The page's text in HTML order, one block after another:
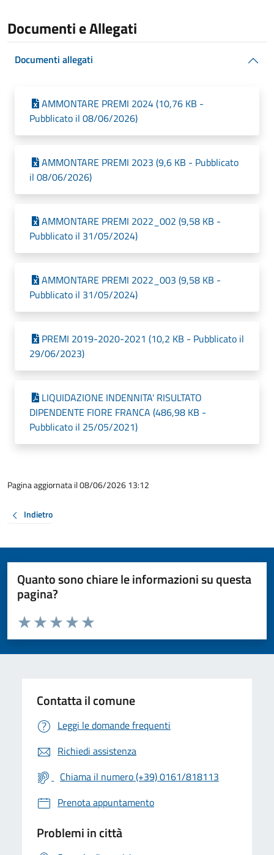
Documenti e Allegati
Documenti allegati
AMMONTARE PREMI 2024 (10,76 KB -
Pubblicato il 08/06/2026)
AMMONTARE PREMI 2023 (9,6 KB - Pubblicato
il 08/06/2026)
AMMONTARE PREMI 2022_002 (9,58 KB -
Pubblicato il 31/05/2024)
AMMONTARE PREMI 2022_003 (9,58 KB -
Pubblicato il 31/05/2024)
PREMI 2019-2020-2021 (10,2 KB - Pubblicato il
29/06/2023)
LIQUIDAZIONE INDENNITA' RISULTATO
DIPENDENTE FIORE FRANCA (486,98 KB -
Pubblicato il 25/05/2021)
Pagina aggiornata il 08/06/2026 13:12
Indietro
Quanto sono chiare le informazioni su questa
pagina?
Valuta da 1 a 5 stelle la pagina
Valuta 5 stelle su 5
Valuta 4 stelle su 5
Valuta 3 stelle su 5
Valuta 2 stelle su 5
Valuta 1 stelle su 5
Contatta il comune
Leggi le domande frequenti
Richiedi assistenza
Chiama il numero (+39) 0161/818113
Prenota appuntamento
Problemi in città